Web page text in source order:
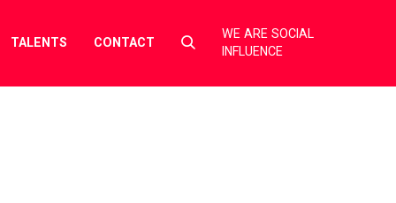
TALENTS CONTACT
Select
toggle
WE ARE SOCIAL
INFLUENCE